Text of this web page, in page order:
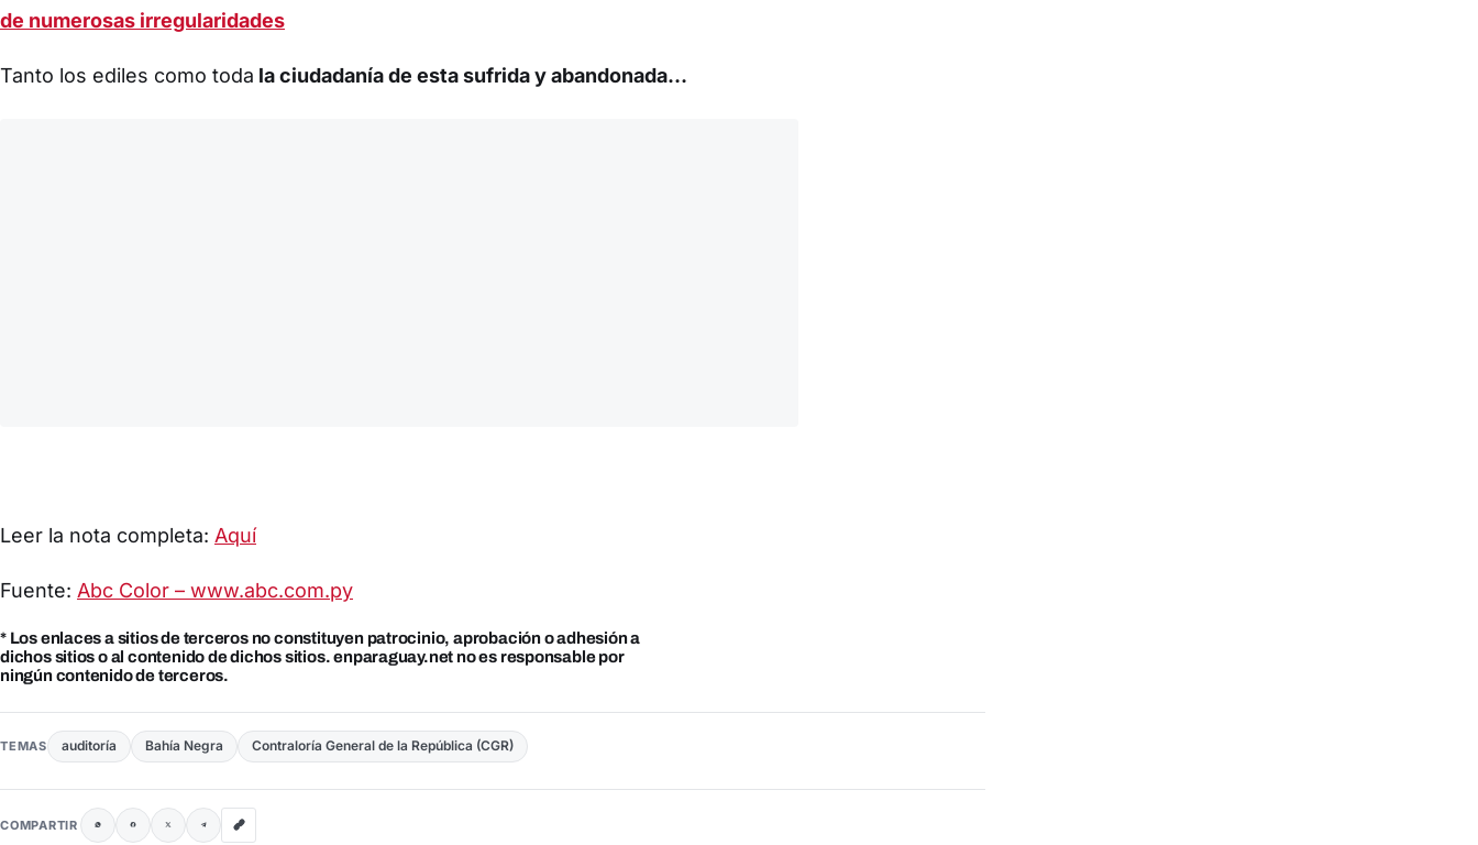
de numerosas irregularidades
Tanto los ediles como toda la ciudadanía de esta sufrida y abandonada…
Leer la nota completa: Aquí
Fuente: Abc Color – www.abc.com.py
* Los enlaces a sitios de terceros no constituyen patrocinio, aprobación o adhesión a
dichos sitios o al contenido de dichos sitios. enparaguay.net no es responsable por
ningún contenido de terceros.
TEMAS auditoría Bahía Negra Contraloría General de la República (CGR)
COMPARTIR